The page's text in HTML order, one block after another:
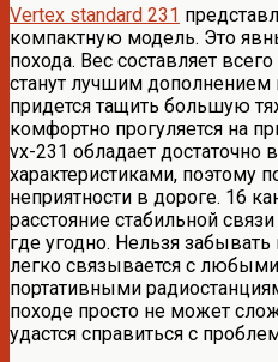
Vertex standard 231
компактную модель. Это
похода. Вес составляет
станут лучшим
придется тащить большую
комфортно прогуляется на
vx-231 обладает достаточно
характеристиками,
неприятности в дороге. 16
расстояние стабильной
где угодно. Нельзя
легко связывается с
портативными
походе просто не может
удастся справиться с